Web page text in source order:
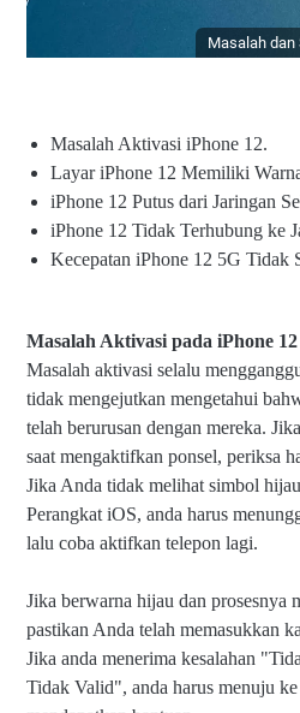
Masalah dan
Masalah Aktivasi iPhone 12.
Layar iPhone 12 Memiliki
iPhone 12 Putus dari Jaringan
iPhone 12 Tidak Terhubung ke
Kecepatan iPhone 12 5G Tidak
Masalah Aktivasi pada iPhone 12
Masalah aktivasi selalu
tidak mengejutkan mengetahui
telah berurusan dengan mereka.
saat mengaktifkan ponsel, periksa
Jika Anda tidak melihat simbol
Perangkat iOS, anda harus
lalu coba aktifkan telepon lagi.
Jika berwarna hijau dan prosesnya
pastikan Anda telah memasukkan
Jika anda menerima kesalahan
Tidak Valid", anda harus menuju